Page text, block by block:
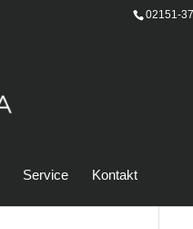
02151-
Service Kontakt